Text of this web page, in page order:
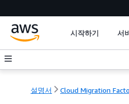
시작하기 서
설명서 Cloud Migration